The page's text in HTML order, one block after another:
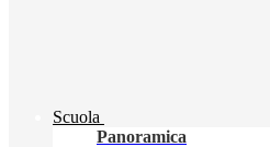
Scuola
Panoramica